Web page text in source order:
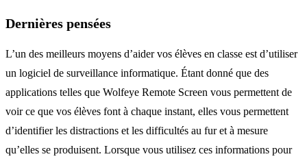
Dernières pensées
L’un des meilleurs moyens d’aider vos élèves en classe est d’utiliser
un logiciel de surveillance informatique. Étant donné que des
applications telles que Wolfeye Remote Screen vous permettent de
voir ce que vos élèves font à chaque instant, elles vous permettent
d’identifier les distractions et les difficultés au fur et à mesure
qu’elles se produisent. Lorsque vous utilisez ces informations pour